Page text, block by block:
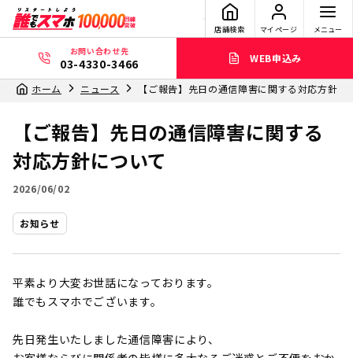
店舗検索 マイページ メニュー
お問い合わせ先
03-4330-3466 WEB申込み
ホーム ニュース 【ご報告】先日の通信障害に関する対応方針に
【ご報告】先日の通信障害に関する
対応方針について
2026/06/02
お知らせ
平素より大変お世話になっております。
誰でもスマホでございます。
先日発生いたしました通信障害により、